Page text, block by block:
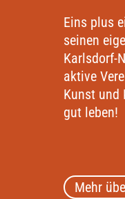
Eins plus
seinen
Karlsdorf-
aktive
Kunst und
gut leben!
Mehr